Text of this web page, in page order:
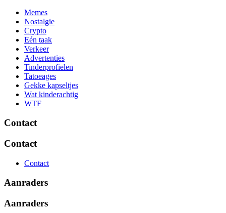
Memes
Nostalgie
Crypto
Eén taak
Verkeer
Advertenties
Tinderprofielen
Tatoeages
Gekke kapseltjes
Wat kinderachtig
WTF
Contact
Contact
Contact
Aanraders
Aanraders